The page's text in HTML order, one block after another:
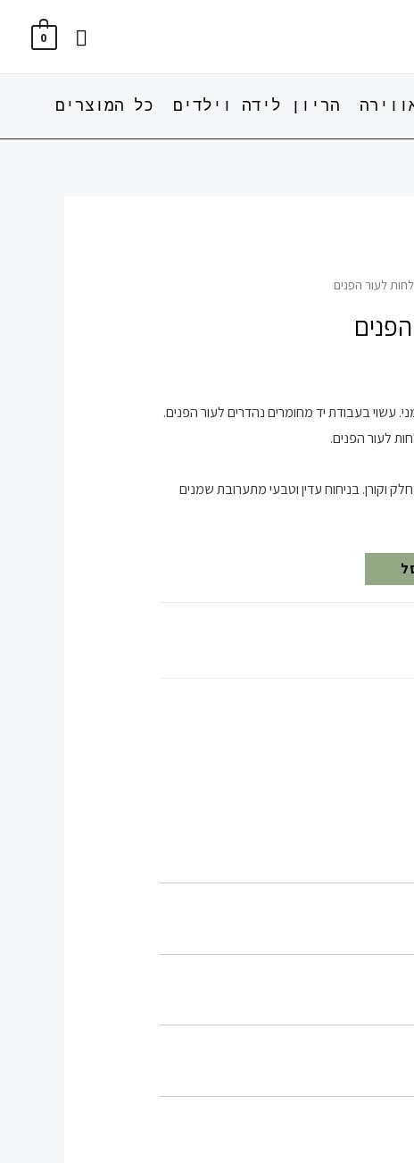
חיפוש
0
הריון לידה וילדים כל המוצרים
לעור הפנים
עשוי בעבודת יד מחומרים נהדרים לעור הפנים.
לעור הפנים.
וקורן. בניחוח עדין וטבעי מתערובת שמנים